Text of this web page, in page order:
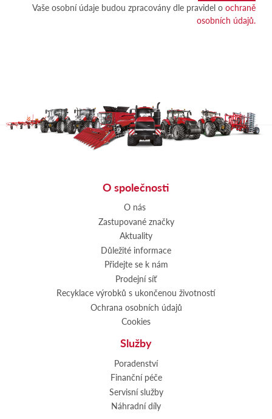
Vaše osobní údaje budou zpracovány dle pravidel o ochraně
osobních údajů.
O společnosti
O nás
Zastupované značky
Aktuality
Důležité informace
Přidejte se k nám
Prodejní síť
Recyklace výrobků s ukončenou životností
Ochrana osobních údajů
Cookies
Služby
Poradenství
Finanční péče
Servisní služby
Náhradní díly